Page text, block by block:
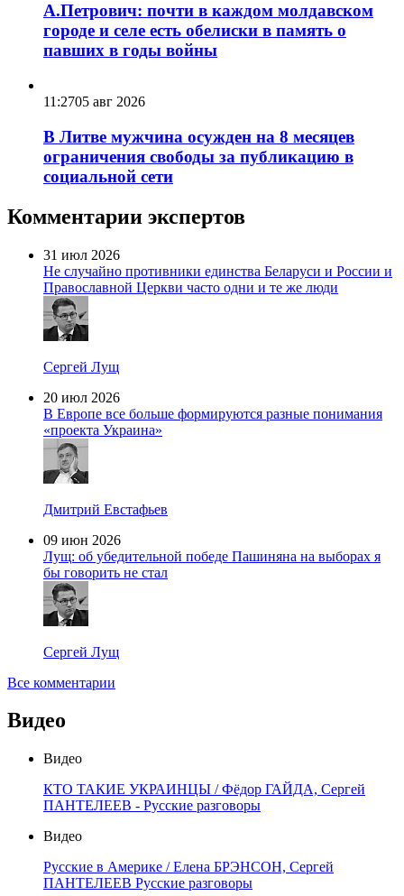
А.Петрович: почти в каждом молдавском
городе и селе есть обелиски в память о
павших в годы войны
11:2705 авг 2026
В Литве мужчина осужден на 8 месяцев
ограничения свободы за публикацию в
социальной сети
Комментарии экспертов
31 июл 2026
Не случайно противники единства Беларуси и России и
Православной Церкви часто одни и те же люди
Сергей Лущ
20 июл 2026
В Европе все больше формируются разные понимания
«проекта Украина»
Дмитрий Евстафьев
09 июн 2026
Лущ: об убедительной победе Пашиняна на выборах я
бы говорить не стал
Сергей Лущ
Все комментарии
Видео
Видео
КТО ТАКИЕ УКРАИНЦЫ / Фёдор ГАЙДА, Сергей
ПАНТЕЛЕЕВ - Русские разговоры
Видео
Русские в Америке / Елена БРЭНСОН, Сергей
ПАНТЕЛЕЕВ Русские разговоры